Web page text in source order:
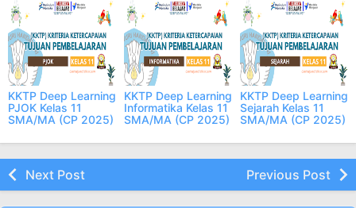
KKTP Deep Learning
PJOK Kelas 11
SMA/MA (CP 2025)
KKTP Deep Learning
Informatika Kelas 11
SMA/MA (CP 2025)
KKTP Deep Learning
Sejarah Kelas 11
SMA/MA (CP 2025)
Next Post Previous Post